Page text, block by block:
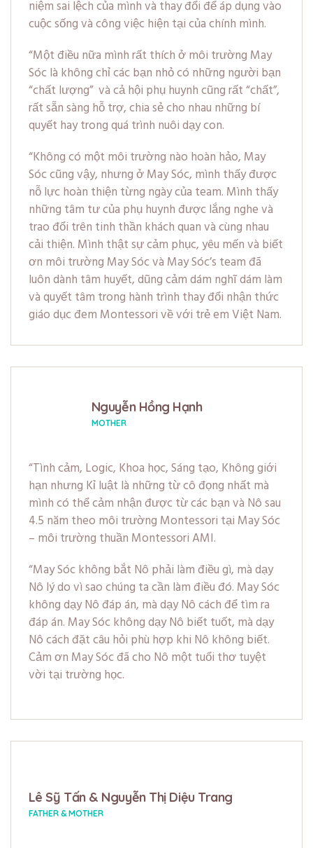
niệm sai lệch của mình và thay đổi để áp dụng vào
cuộc sống và công việc hiện tại của chính mình.
Một điều nữa mình rất thích ở môi trường May
Sóc là không chỉ các bạn nhỏ có những người bạn
“chất lượng” và cả hội phụ huynh cũng rất “chất”,
rất sẵn sàng hỗ trợ, chia sẻ cho nhau những bí
quyết hay trong quá trình nuôi dạy con.
Không có một môi trường nào hoàn hảo, May
Sóc cũng vậy, nhưng ở May Sóc, mình thấy được
nỗ lực hoàn thiện từng ngày của team. Mình thấy
những tâm tư của phụ huynh được lắng nghe và
trao đổi trên tinh thần khách quan và cùng nhau
cải thiện. Mình thật sự cảm phục, yêu mến và biết
ơn môi trường May Sóc và May Sóc’s team đã
luôn dành tâm huyết, dũng cảm dám nghĩ dám làm
và quyết tâm trong hành trình thay đổi nhận thức
giáo dục đem Montessori về với trẻ em Việt Nam.
Nguyễn Hồng Hạnh
MOTHER
Tình cảm, Logic, Khoa học, Sáng tạo, Không giới
hạn nhưng Kỉ luật là những từ cô đọng nhất mà
mình có thể cảm nhận được từ các bạn và Nô sau
4.5 năm theo môi trường Montessori tại May Sóc
– môi trường thuần Montessori AMI.
May Sóc không bắt Nô phải làm điều gì, mà dạy
Nô lý do vì sao chúng ta cần làm điều đó. May Sóc
không dạy Nô đáp án, mà dạy Nô cách để tìm ra
đáp án. May Sóc không dạy Nô biết tuốt, mà dạy
Nô cách đặt câu hỏi phù hợp khi Nô không biết.
Cảm ơn May Sóc đã cho Nô một tuổi thơ tuyệt
vời tại trường học.
Lê Sỹ Tấn & Nguyễn Thị Diệu Trang
FATHER & MOTHER